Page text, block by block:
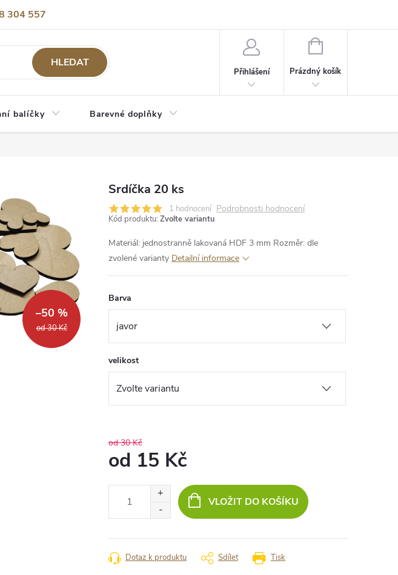
304 557
HLEDAT
Přihlášení
NÁKUPNÍ
Prázdný košík
balíčky Barevné doplňky
od 30 Kč
–50 %
Srdíčka 20 ks
1 hodnocení Podrobnosti hodnocení
Kód produktu: Zvolte variantu
Materiál: jednostranně lakovaná HDF 3 mm Rozměr: dle
zvolené varianty Detailní informace
Barva
velikost
od 30 Kč
od 15 Kč
VLOŽIT DO KOŠÍKU
Tisk
Dotaz k produktu Sdílet